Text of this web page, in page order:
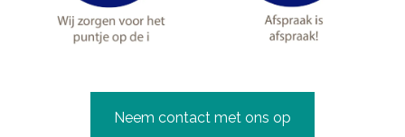
Neem contact met ons op